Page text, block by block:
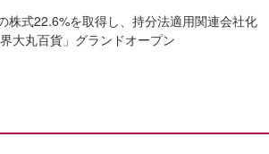
株式22.6%を取得し、持分法適用関連会社化
大丸百貨」グランドオープン